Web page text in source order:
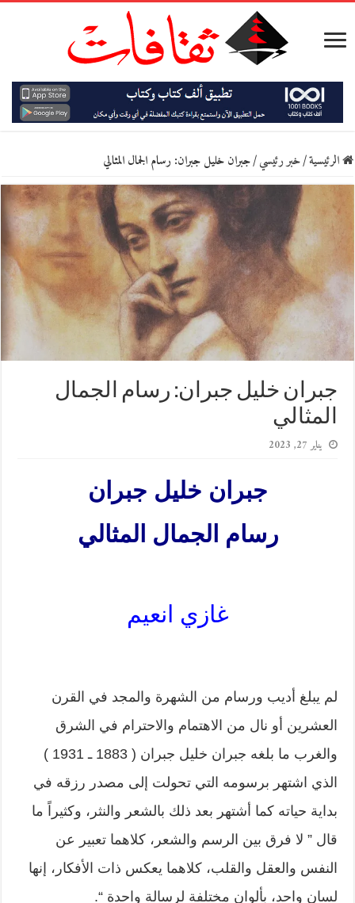
الرئيسية/خبر رئيسي/جبران خليل جبران: رسام الجمال المثالي
جبران خليل جبران: رسام الجمال
المثالي
يناير 27, 2023
جبران خليل جبران
رسام الجمال المثالي
غازي انعيم
لم يبلغ أديب ورسام من الشهرة والمجد في القرن
العشرين أو نال من الاهتمام والاحترام في الشرق
والغرب ما بلغه جبران خليل جبران ( 1883 ـ 1931 )
الذي اشتهر برسومه التي تحولت إلى مصدر رزقه في
بداية حياته كما أشتهر بعد ذلك بالشعر والنثر، وكثيراً ما
قال ” لا فرق بين الرسم والشعر، كلاهما تعبير عن
النفس والعقل والقلب، كلاهما يعكس ذات الأفكار، إنها
لسان واحد، بألوان مختلفة لرسالة واحدة “.